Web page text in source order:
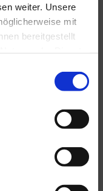
weiter. Unsere
mit
bereitgestellt